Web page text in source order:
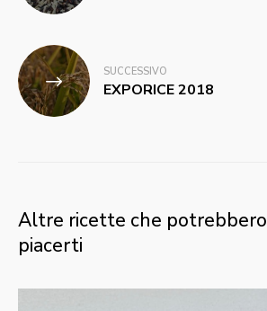
SUCCESSIVO
EXPORICE 2018
Altre ricette che potrebbero
piacerti